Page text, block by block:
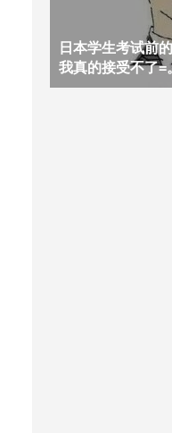
日本学生考试前
我真的接受不了=